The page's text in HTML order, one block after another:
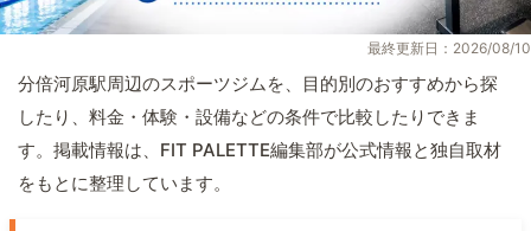
最終更新日：2026/08/10
分倍河原駅周辺のスポーツジムを、目的別のおすすめから探
したり、料金・体験・設備などの条件で比較したりできま
す。掲載情報は、FIT PALETTE編集部が公式情報と独自取材
をもとに整理しています。